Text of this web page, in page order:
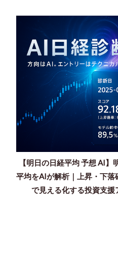
【明日の日経平均 予想 AI】
平均をAIが解析｜上昇・下落
で見える化する投資支援